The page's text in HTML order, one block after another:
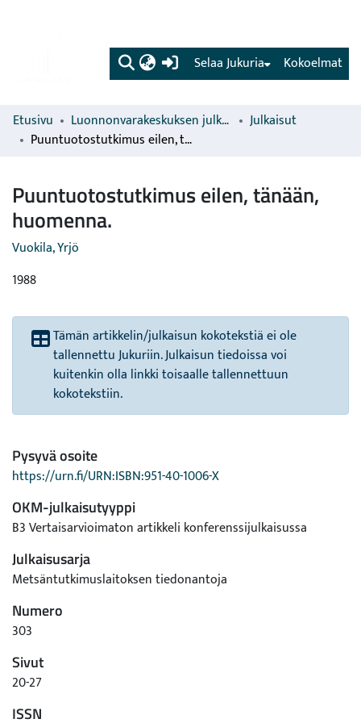
(current) Kokoelmat
Selaa Jukuria
Etusivu Luonnonvarakeskuksen julkaisut
Julkaisut
Puuntuotostutkimus eilen, tänään, huomenna.
Puuntuotostutkimus eilen, tänään,
huomenna.
Vuokila, Yrjö
1988
Tämän artikkelin/julkaisun kokotekstiä ei ole
tallennettu Jukuriin. Julkaisun tiedoissa voi
kuitenkin olla linkki toisaalle tallennettuun
kokotekstiin.
Pysyvä osoite
https://urn.fi/URN:ISBN:951-40-1006-X
OKM-julkaisutyyppi
B3 Vertaisarvioimaton artikkeli konferenssijulkaisussa
Julkaisusarja
Metsäntutkimuslaitoksen tiedonantoja
Numero
303
Sivut
20-27
ISSN